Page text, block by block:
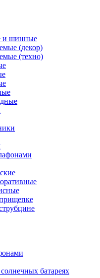
и шинные
(декор)
(техно)
батареях